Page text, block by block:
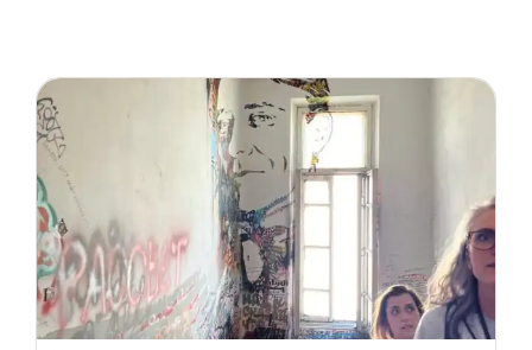
к
д
и
у
с